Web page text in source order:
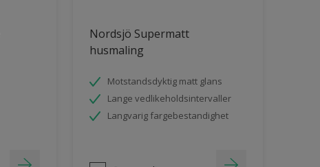
Nordsjö Supermatt
husmaling
Motstandsdyktig matt glans
Lange vedlikeholdsintervaller
Langvarig fargebestandighet